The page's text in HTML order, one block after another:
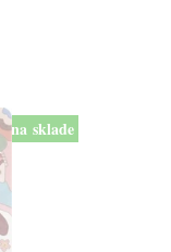
na sklade